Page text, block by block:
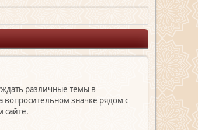
различные темы в
значке рядом с
сайте.